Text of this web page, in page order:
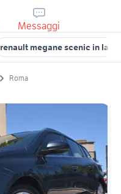
Messaggi
renault megane scenic in lazio
Roma